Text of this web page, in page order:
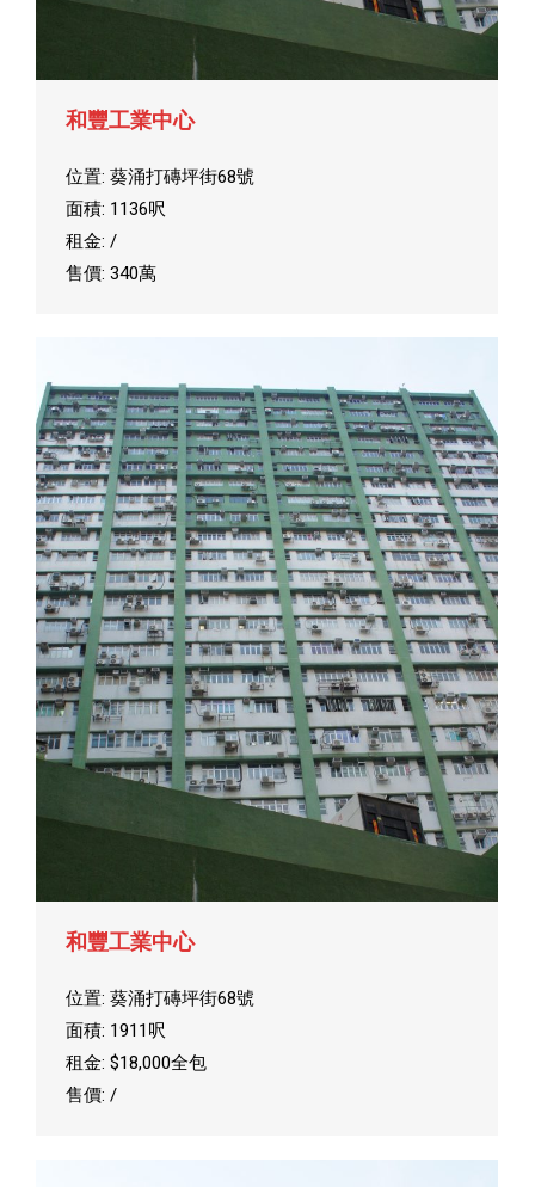
和豐工業中心
位置: 葵涌打磚坪街68號
面積: 1136呎
租金: /
售價: 340萬
和豐工業中心
位置: 葵涌打磚坪街68號
面積: 1911呎
租金: $18,000全包
售價: /